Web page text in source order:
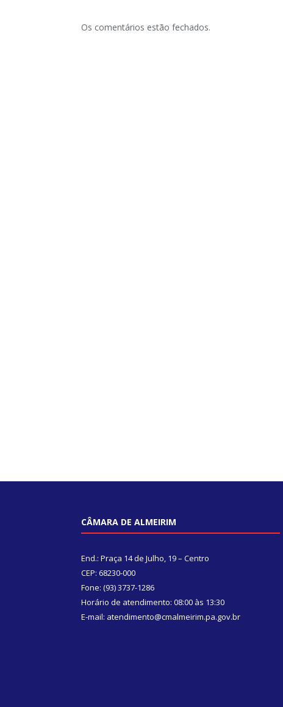
Os comentários estão fechados.
CÂMARA DE ALMEIRIM
End.: Praça 14 de Julho, 19 – Centro
CEP: 68230-000
Fone: (93) 3737-1286
Horário de atendimento: 08:00 às 13:30
E-mail: atendimento@cmalmeirim.pa.gov.br